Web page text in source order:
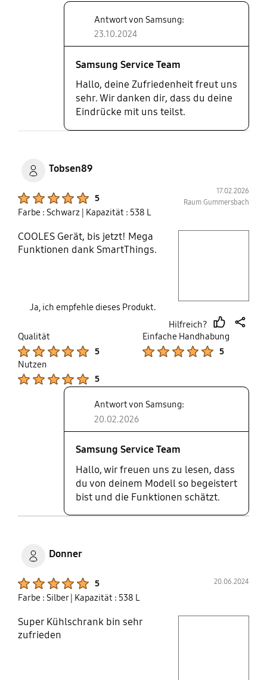
Antwort von Samsung:
23.10.2024
Samsung Service Team
Hallo, deine Zufriedenheit freut uns
sehr. Wir danken dir, dass du deine
Eindrücke mit uns teilst.
Tobsen89
5
17.02.2026
Raum Gummersbach
Farbe : Schwarz | Kapazität : 538 L
COOLES Gerät, bis jetzt! Mega
Funktionen dank SmartThings.
Ja, ich empfehle dieses Produkt.
Hilfreich?
thumb
up
Qualität
5
Einfache Handhabung
5
Nutzen
5
Antwort von Samsung:
20.02.2026
Samsung Service Team
Hallo, wir freuen uns zu lesen, dass
du von deinem Modell so begeistert
bist und die Funktionen schätzt.
Donner
5 20.06.2024
Farbe : Silber| Kapazität : 538 L
Super Kühlschrank bin sehr
zufrieden